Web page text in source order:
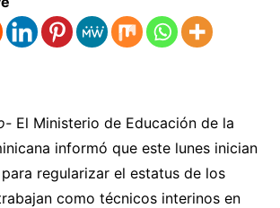
El Ministerio de Educación de la
informó que este lunes inician
regularizar el estatus de los
como técnicos interinos en